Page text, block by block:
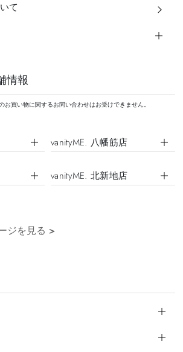
て
情報
買い物に関するお問い合わせはお受けできません。
vanityME. 八幡筋店
vanityME. 北新地店
ジを見る >